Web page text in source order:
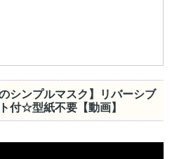
シンプルマスク】リバーシブ
付☆型紙不要【動画】